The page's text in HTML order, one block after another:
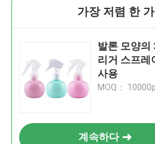
가장 저렴 한
발론 모양의
리거 스프레
사용
MOQ：
계속하다